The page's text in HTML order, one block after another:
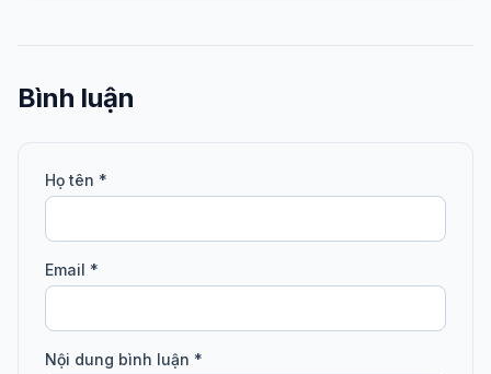
Bình luận
Họ tên *
Email *
Nội dung bình luận *